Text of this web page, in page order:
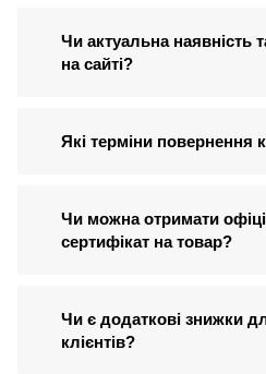
Чи актуальна наявність
на сайті?
Які терміни повернення
Чи можна отримати
сертифікат на товар?
Чи є додаткові знижки
клієнтів?